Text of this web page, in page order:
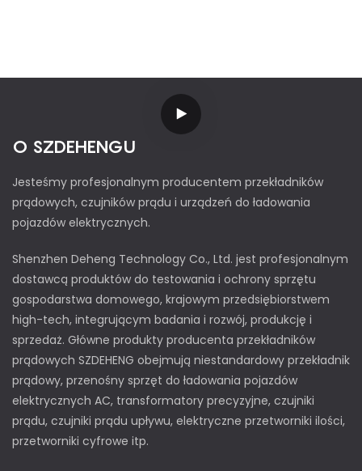
O SZDEHENGU
Jesteśmy profesjonalnym producentem przekładników
prądowych, czujników prądu i urządzeń do ładowania
pojazdów elektrycznych.
Shenzhen Deheng Technology Co., Ltd. jest profesjonalnym
dostawcą produktów do testowania i ochrony sprzętu
gospodarstwa domowego, krajowym przedsiębiorstwem
high-tech, integrującym badania i rozwój, produkcję i
sprzedaż. Główne produkty producenta przekładników
prądowych SZDEHENG obejmują niestandardowy przekładnik
prądowy, przenośny sprzęt do ładowania pojazdów
elektrycznych AC, transformatory precyzyjne, czujniki
prądu, czujniki prądu upływu, elektryczne przetworniki ilości,
przetworniki cyfrowe itp.